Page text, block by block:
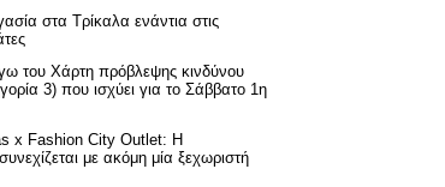
στα Τρίκαλα ενάντια στις
του Χάρτη πρόβλεψης κινδύνου
3) που ισχύει για το Σάββατο 1η
x Fashion City Outlet: Η
με ακόμη μία ξεχωριστή